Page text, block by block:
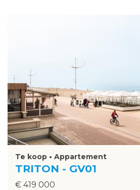
Te koop • Appartement
TRITON - GV01
€ 419 000